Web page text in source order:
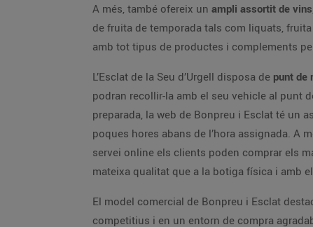
A més, també ofereix un ampli assortit de
de fruita de temporada tals com liquats,
amb tot tipus de productes i complements
L’Esclat de la Seu d’Urgell disposa de punt de
podran recollir-la amb el seu vehicle al punt
preparada, la web de Bonpreu i Esclat té un
poques hores abans de l’hora assignada. A
servei online els clients poden comprar els
mateixa qualitat que a la botiga física i amb
El model comercial de Bonpreu i Esclat
competitius i en un entorn de compra